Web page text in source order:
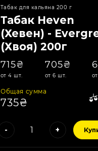
Табак для кальяна 200 г
Табак Heven
(Хевен) -
(Хвоя) 200г
715₴
от 4 шт.
705₴
от 6 шт.
Общая сумма
735₴
- +